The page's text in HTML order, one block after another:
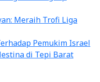
Meraih Trofi Liga
Pemukim Israel
di Tepi Barat